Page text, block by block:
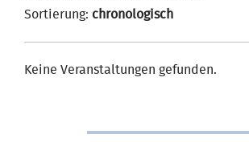
Sortierung: chronologisch
Keine Veranstaltungen gefunden.